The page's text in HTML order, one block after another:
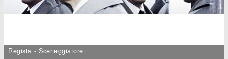
Regista - Sceneggiatore